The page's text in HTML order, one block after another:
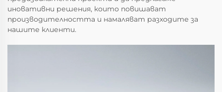
иновативни решения, които повишават
производителността и намаляват разходите за
нашите клиенти.